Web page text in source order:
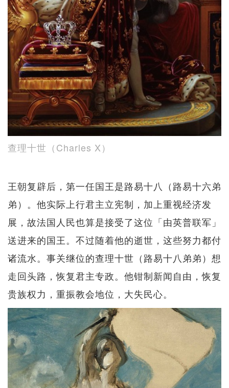
查理十世（Charles X）
王朝复辟后，第一任国王是路易十八（路易十六弟
弟）。他实际上行君主立宪制，加上重视经济发
展，故法国人民也算是接受了这位「由英普联军」
送进来的国王。不过随着他的逝世，这些努力都付
诸流水。事关继位的查理十世（路易十八弟弟）想
走回头路，恢复君主专政。他钳制新闻自由，恢复
贵族权力，重振教会地位，大失民心。